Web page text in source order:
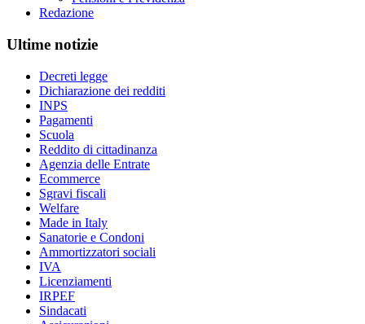
Redazione
Ultime notizie
Decreti legge
Dichiarazione dei redditi
INPS
Pagamenti
Scuola
Reddito di cittadinanza
Agenzia delle Entrate
Ecommerce
Sgravi fiscali
Welfare
Made in Italy
Sanatorie e Condoni
Ammortizzatori sociali
IVA
Licenziamenti
IRPEF
Sindacati